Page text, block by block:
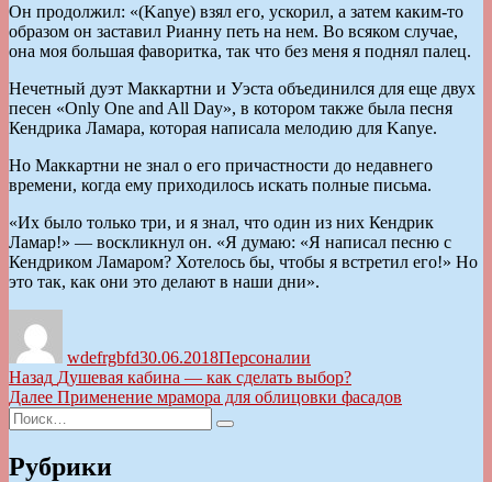
Он продолжил: «(Kanye) взял его, ускорил, а затем каким-то
образом он заставил Рианну петь на нем. Во всяком случае,
она моя большая фаворитка, так что без меня я поднял палец.
Нечетный дуэт Маккартни и Уэста объединился для еще двух
песен «Only One and All Day», в котором также была песня
Кендрика Ламара, которая написала мелодию для Kanye.
Но Маккартни не знал о его причастности до недавнего
времени, когда ему приходилось искать полные письма.
«Их было только три, и я знал, что один из них Кендрик
Ламар!» — воскликнул он. «Я думаю: «Я написал песню с
Кендриком Ламаром? Хотелось бы, чтобы я встретил его!» Но
это так, как они это делают в наши дни».
wdefrgbfd30.06.2018Персоналии
Навигация
по
записям
Назад Предыдущая
запись:
Душевая кабина — как сделать выбор?
Далее Следующая
Применение мрамора для облицовки фасадов
Искать:
Поиск
Рубрики